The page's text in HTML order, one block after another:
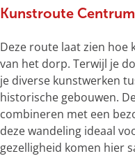
Kunstroute
Deze route laat zien hoe
van het dorp. Terwijl je
je diverse kunstwerken
historische gebouwen.
combineren met een
deze wandeling ideaal
gezelligheid komen hier